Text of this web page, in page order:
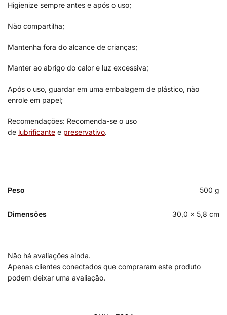
Higienize sempre antes e após o uso;
Não compartilha;
Mantenha fora do alcance de crianças;
Manter ao abrigo do calor e luz excessiva;
Após o uso, guardar em uma embalagem de plástico, não
enrole em papel;
Recomendações: Recomenda-se o uso
de lubrificante e preservativo.
Peso 500 g
Dimensões 30,0 × 5,8 cm
Não há avaliações ainda.
Apenas clientes conectados que compraram este produto
podem deixar uma avaliação.